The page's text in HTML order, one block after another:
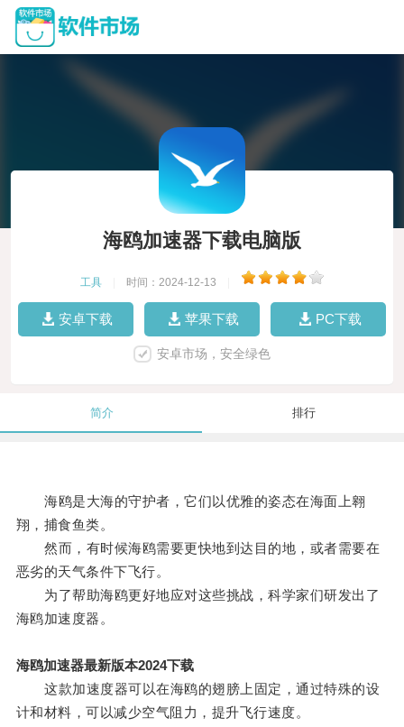
海鸥加速器下载电脑版
工具 时间：2024-12-13
安卓下载 苹果下载 PC下载
安卓市场，安全绿色
简介 排行
海鸥是大海的守护者，它们以优雅的姿态在海面上翱
翔，捕食鱼类。
然而，有时候海鸥需要更快地到达目的地，或者需要在
恶劣的天气条件下飞行。
为了帮助海鸥更好地应对这些挑战，科学家们研发出了
海鸥加速度器。
海鸥加速器最新版本2024下载
这款加速度器可以在海鸥的翅膀上固定，通过特殊的设
计和材料，可以减少空气阻力，提升飞行速度。